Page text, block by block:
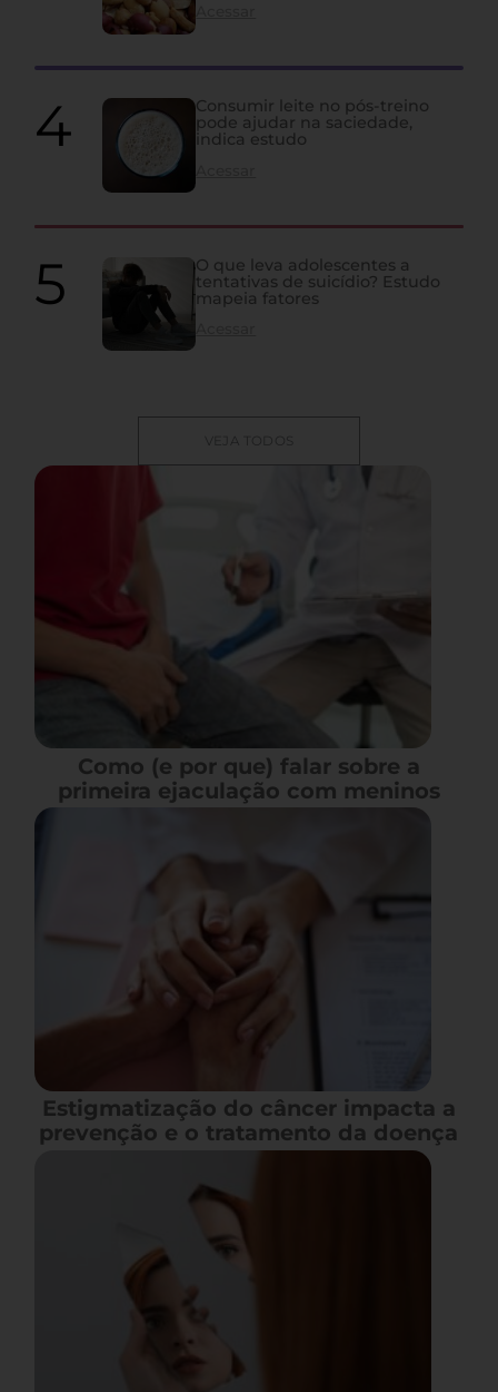
Consumir leite no pós-treino
pode ajudar na saciedade,
indica estudo
O que leva adolescentes a
tentativas de suicídio? Estudo
mapeia fatores
VEJA TODOS
Como (e por que) falar sobre a
primeira ejaculação com meninos
Estigmatização do câncer impacta a
prevenção e o tratamento da doença